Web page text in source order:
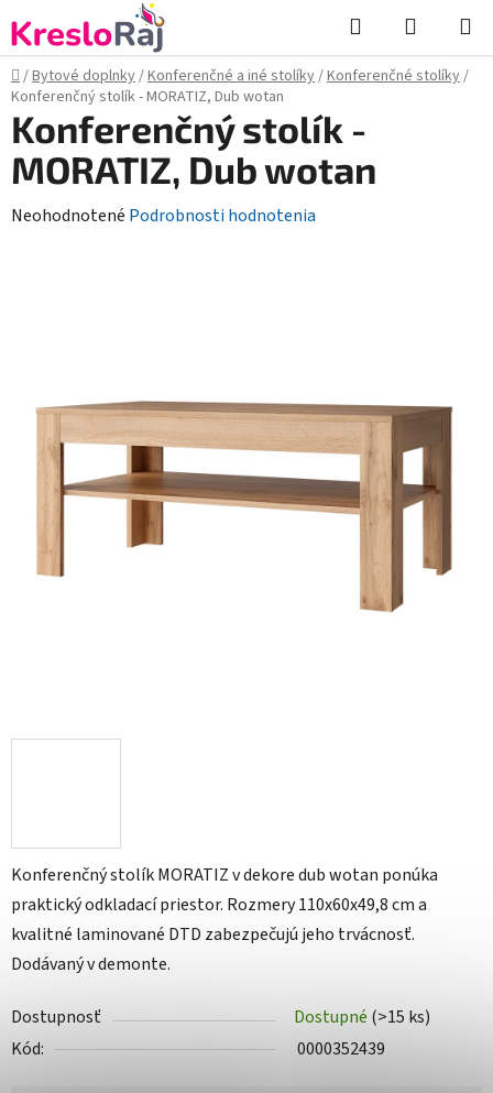
na
obsah
Hľadať
KOŠÍK
Domov
/Bytové doplnky/Konferenčné a iné stolíky/Konferenčné stolíky/
Konferenčný stolík - MORATIZ, Dub wotan
Konferenčný stolík MORATIZ v dekore dub wotan ponúka
praktický odkladací priestor. Rozmery 110x60x49,8 cm a
kvalitné laminované DTD zabezpečujú jeho trvácnosť.
Dodávaný v demonte.
Dostupnosť Dostupné (>15 ks)
Kód:
0000352439
Konferenčný stolík -
MORATIZ, Dub wotan
Priemerné
hviezdičiek.
Neohodnotené Podrobnosti hodnotenia